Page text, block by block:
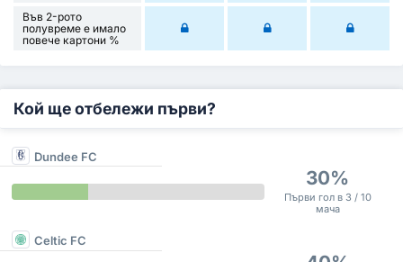
Във 2-рото
полувреме е имало
повече картони %
Кой ще отбележи първи?
Dundee FC
30%
Първи гол в 3 / 10
мача
Celtic FC